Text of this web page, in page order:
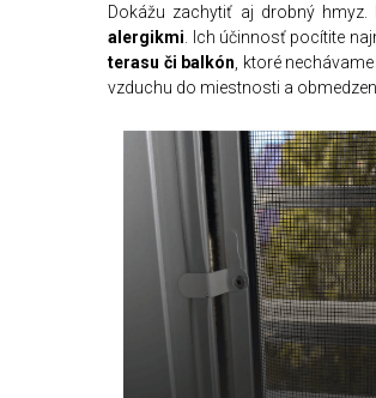
Dokážu zachytiť aj drobný
alergikmi . Ich účinnosť pocítite
terasu či balkón , ktoré
vzduchu do miestnosti a